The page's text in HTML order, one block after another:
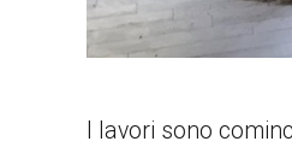
I lavori sono